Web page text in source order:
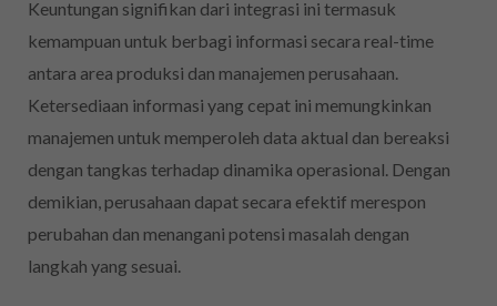
Keuntungan signifikan dari integrasi ini termasuk
kemampuan untuk berbagi informasi secara real-time
antara area produksi dan manajemen perusahaan.
Ketersediaan informasi yang cepat ini memungkinkan
manajemen untuk memperoleh data aktual dan bereaksi
dengan tangkas terhadap dinamika operasional. Dengan
demikian, perusahaan dapat secara efektif merespon
perubahan dan menangani potensi masalah dengan
langkah yang sesuai.